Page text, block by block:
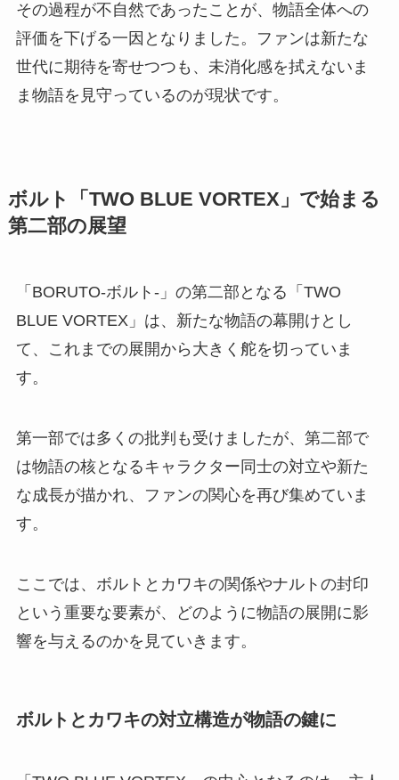
その過程が不自然であったことが、物語全体への
評価を下げる一因となりました。ファンは新たな
世代に期待を寄せつつも、未消化感を拭えないま
ま物語を見守っているのが現状です。
ボルト「TWO BLUE VORTEX」で始まる
第二部の展望
「BORUTO-ボルト-」の第二部となる「TWO
BLUE VORTEX」は、新たな物語の幕開けとし
て、これまでの展開から大きく舵を切っていま
す。
第一部では多くの批判も受けましたが、第二部で
は物語の核となるキャラクター同士の対立や新た
な成長が描かれ、ファンの関心を再び集めていま
す。
ここでは、ボルトとカワキの関係やナルトの封印
という重要な要素が、どのように物語の展開に影
響を与えるのかを見ていきます。
ボルトとカワキの対立構造が物語の鍵に